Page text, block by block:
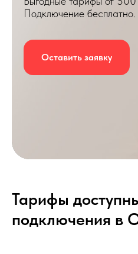
Подключение бесплатно.
Оставить заявку
Тарифы
подключения в